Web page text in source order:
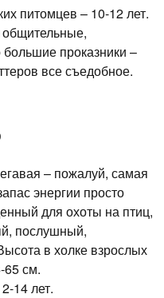
питомцев – 10-12 лет.
проказники –
все съедобное.
– пожалуй, самая
энергии просто
для охоты на птиц,
послушный,
в холке взрослых
65 см.
14 лет.